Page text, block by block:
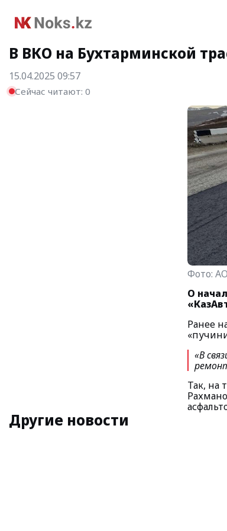
В ВКО на Бухтарминской
15.04.2025 09:57
Сейчас читают: 0
Фото:
О
Ранее
«В
Так, на
Другие новости